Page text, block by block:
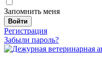
Запомнить меня
Войти
Регистрация
Забыли пароль?